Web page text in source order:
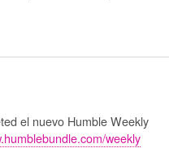
el nuevo Humble Weekly
weekly